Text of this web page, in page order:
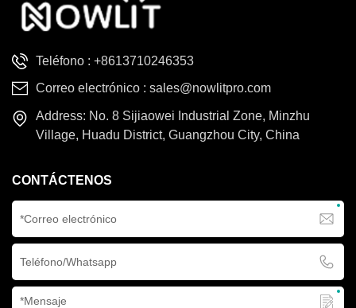
Teléfono :+8613710246353
Correo electrónico :sales@nowlitpro.com
Address: No. 8 Sijiaowei Industrial Zone, Minzhu
Village, Huadu District, Guangzhou City, China
CONTÁCTENOS